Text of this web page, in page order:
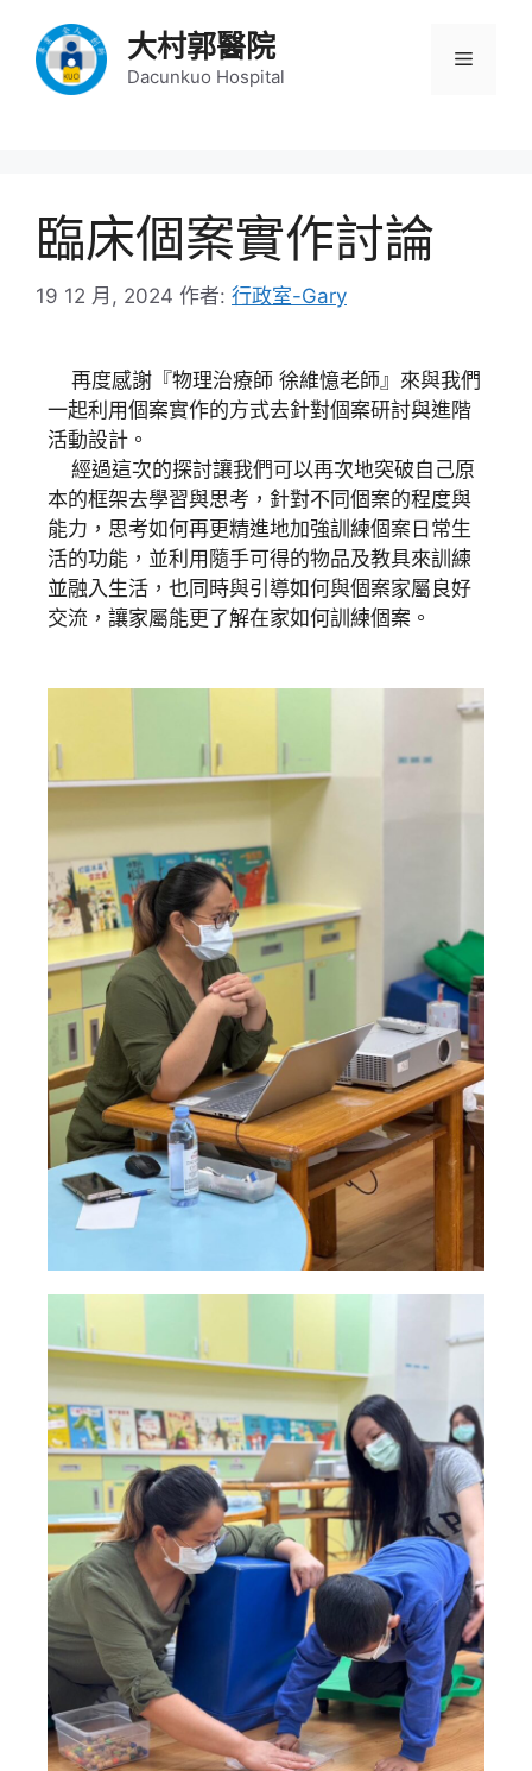
大村郭醫院
Dacunkuo Hospital
臨床個案實作討論
19 12 月, 2024 作者: 行政室-Gary
再度感謝『物理治療師 徐維憶老師』來與我們
一起利用個案實作的方式去針對個案研討與進階
活動設計。
經過這次的探討讓我們可以再次地突破自己原
本的框架去學習與思考，針對不同個案的程度與
能力，思考如何再更精進地加強訓練個案日常生
活的功能，並利用隨手可得的物品及教具來訓練
並融入生活，也同時與引導如何與個案家屬良好
交流，讓家屬能更了解在家如何訓練個案。